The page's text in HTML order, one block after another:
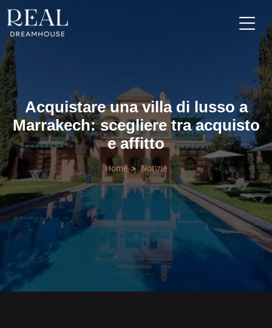
Acquistare una villa di lusso a
Marrakech: scegliere tra acquisto
e affitto
Home Notizie